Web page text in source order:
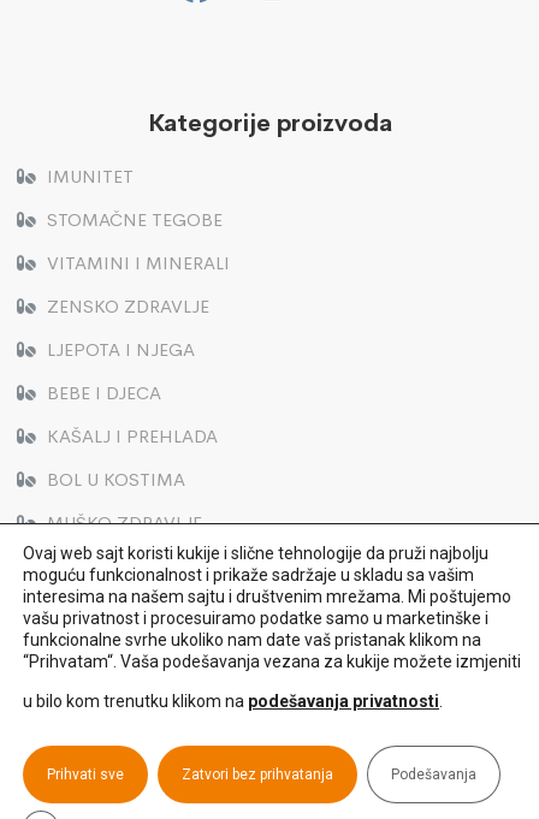
Kategorije proizvoda
IMUNITET
STOMAČNE TEGOBE
VITAMINI I MINERALI
ZENSKO ZDRAVLJE
LJEPOTA I NJEGA
BEBE I DJECA
KAŠALJ I PREHLADA
BOL U KOSTIMA
MUŠKO ZDRAVLJE
Politika korišćenja sajta Politika privatnosti
© 2022 Hemofarm. All Rights Reserved
Ovaj web sajt koristi kukije i slične tehnologije da pruži najbolju
moguću funkcionalnost i prikaže sadržaje u skladu sa vašim
interesima na našem sajtu i društvenim mrežama. Mi poštujemo
vašu privatnost i procesuiramo podatke samo u marketinške i
funkcionalne svrhe ukoliko nam date vaš pristanak klikom na
“Prihvatam“. Vaša podešavanja vezana za kukije možete izmjeniti
u bilo kom trenutku klikom na podešavanja privatnosti
Prihvati sve Zatvori bez prihvatanja Podešavanja